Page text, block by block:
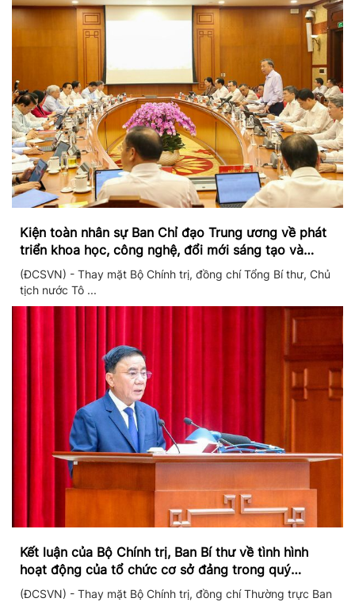
Kiện toàn nhân sự Ban Chỉ đạo Trung ương về phát
triển khoa học, công nghệ, đổi mới sáng tạo và
chuyển đổi số
(ĐCSVN) - Thay mặt Bộ Chính trị, đồng chí Tổng Bí thư, Chủ
tịch nước Tô ...
Kết luận của Bộ Chính trị, Ban Bí thư về tình hình
hoạt động của tổ chức cơ sở đảng trong quý
II/2026
(ĐCSVN) - Thay mặt Bộ Chính trị, đồng chí Thường trực Ban